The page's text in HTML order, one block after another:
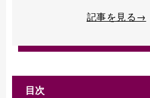
記事を見る→
目次